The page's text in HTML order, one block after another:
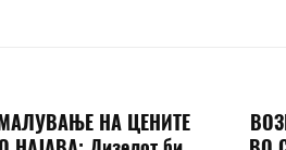
НА ЦЕНИТЕ